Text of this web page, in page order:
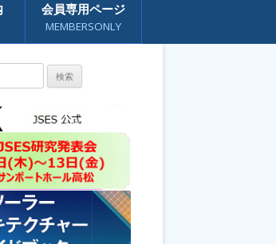
会員専用ページ
MEMBERSONLY